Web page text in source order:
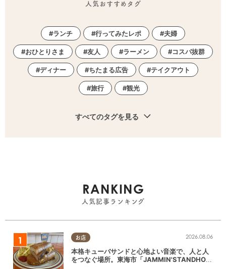
人気おすすめタグ
ランチ 行ってみたレポ 夫婦
おひとりさま 友人 ラーメン コスパ抜群
ディナー ちたまる広告 テイクアウト
旅行 観光
すべてのタグを見る
RANKING
人気記事ランキング
お店 2026.08.06
本格キューバサンドと心地よい音楽で、人と人
をつなぐ場所。東海市「JAMMIN'STANDHOU